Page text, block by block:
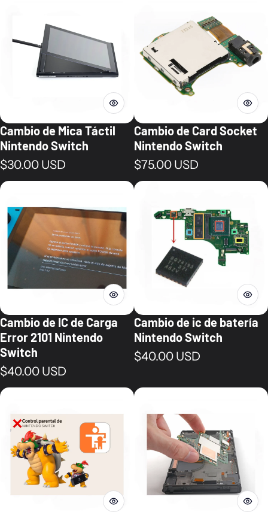
Cambio de Mica Táctil
Nintendo Switch
Precio normal
$30.00 USD
Cambio de Card Socket
Nintendo Switch
Precio normal
$75.00 USD
Cambio de IC de Carga
Error 2101 Nintendo
Switch
Precio normal
$40.00 USD
Cambio de ic de batería
Nintendo Switch
Precio normal
$40.00 USD